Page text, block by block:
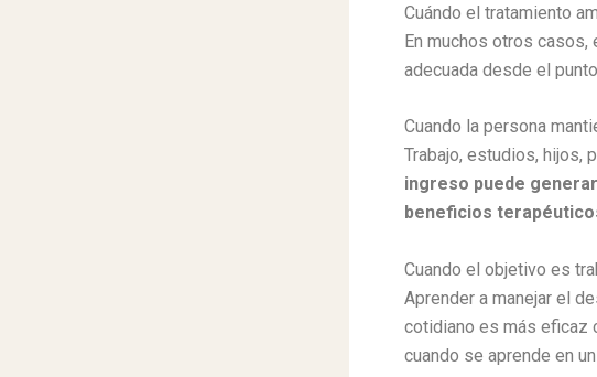
Cuándo el tratamiento
En muchos otros casos,
adecuada desde el
Cuando la persona
Trabajo, estudios, hijos,
ingreso puede
beneficios
Cuando el objetivo es
Aprender a manejar el
cotidiano es más eficaz
cuando se aprende en